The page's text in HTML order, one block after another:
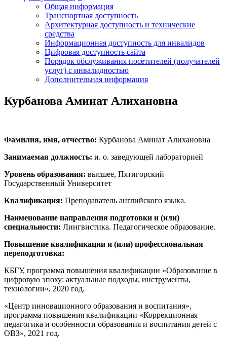
Общая информация
Транспортная доступность
Архитектурная доступность и технические
средства
Информационная доступность для инвалидов
Цифровая доступность сайта
Порядок обслуживания посетителей (получателей
услуг) с инвалидностью
Дополнительная информация
Курбанова Аминат Алихановна
Фамилия, имя, отчество: Курбанова Аминат Алихановна
Занимаемая должность: и. о. заведующей лабораторией
Уровень образования: высшее, Пятигорский
Государственный Университет
Квалификация: Преподаватель английского языка.
Наименование направления подготовки и (или)
специальности: Лингвистика. Педагогическое образование.
Повышение квалификации и (или) профессиональная
переподготовка:
КБГУ, программа повышения квалификации «Образование в
цифровую эпоху: актуальные подходы, инструменты,
технологии», 2020 год.
«Центр инновационного образования и воспитания»,
программа повышения квалификации «Коррекционная
педагогика и особенности образования и воспитания детей с
ОВЗ», 2021 год.